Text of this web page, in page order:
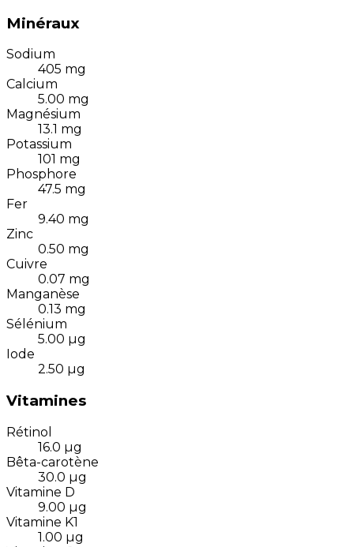
Minéraux
Sodium
405 mg
Calcium
5.00 mg
Magnésium
13.1 mg
Potassium
101 mg
Phosphore
47.5 mg
Fer
9.40 mg
Zinc
0.50 mg
Cuivre
0.07 mg
Manganèse
0.13 mg
Sélénium
5.00 µg
Iode
2.50 µg
Vitamines
Rétinol
16.0 µg
Bêta-carotène
30.0 µg
Vitamine D
9.00 µg
Vitamine K1
1.00 µg